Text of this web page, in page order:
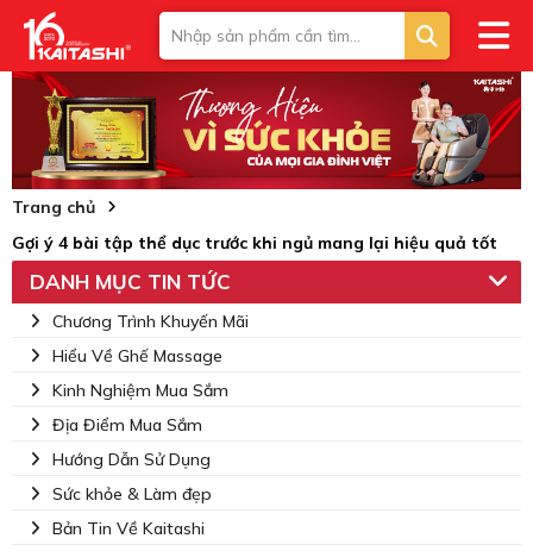
Trang chủ
Gợi ý 4 bài tập thể dục trước khi ngủ mang lại hiệu quả tốt
DANH MỤC TIN TỨC
Chương Trình Khuyến Mãi
Hiểu Về Ghế Massage
Kinh Nghiệm Mua Sắm
Địa Điểm Mua Sắm
Hướng Dẫn Sử Dụng
Sức khỏe & Làm đẹp
Bản Tin Về Kaitashi